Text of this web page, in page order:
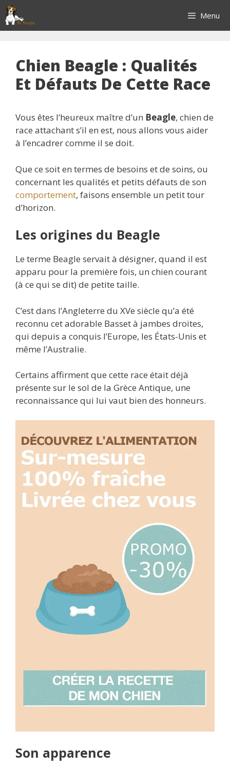
Aller
au
contenu
Menu
Chien Beagle : Qualités
Et Défauts De Cette Race
Vous êtes l’heureux maître d’un Beagle, chien de
race attachant s’il en est, nous allons vous aider
à l’encadrer comme il se doit.
Que ce soit en termes de besoins et de soins, ou
concernant les qualités et petits défauts de son
comportement, faisons ensemble un petit tour
d’horizon.
Les origines du Beagle
Le terme Beagle servait à désigner, quand il est
apparu pour la première fois, un chien courant
(à ce qui se dit) de petite taille.
C’est dans l’Angleterre du XVe siècle qu’a été
reconnu cet adorable Basset à jambes droites,
qui depuis a conquis l’Europe, les États-Unis et
même l’Australie.
Certains affirment que cette race était déjà
présente sur le sol de la Grèce Antique, une
reconnaissance qui lui vaut bien des honneurs.
Son apparence